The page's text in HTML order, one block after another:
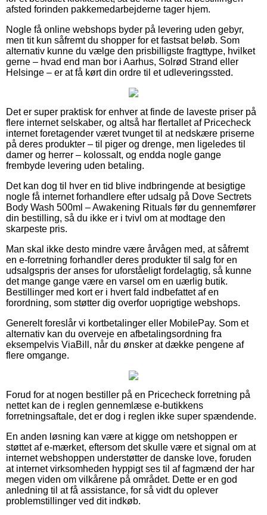
afsted forinden pakkemedarbejderne tager hjem.
Nogle få online webshops byder på levering uden gebyr,
men tit kun såfremt du shopper for et fastsat beløb. Som
alternativ kunne du vælge den prisbilligste fragttype, hvilket
gerne – hvad end man bor i Aarhus, Solrød Strand eller
Helsinge – er at få kørt din ordre til et udleveringssted.
Det er super praktisk for enhver at finde de laveste priser på
flere internet selskaber, og altså har flertallet af Pricecheck
internet foretagender været tvunget til at nedskære priserne
på deres produkter – til piger og drenge, men ligeledes til
damer og herrer – kolossalt, og endda nogle gange
frembyde levering uden betaling.
Det kan dog til hver en tid blive indbringende at besigtige
nogle få internet forhandlere efter udsalg på Dove Sectrets
Body Wash 500ml – Awakening Rituals før du gennemfører
din bestilling, så du ikke er i tvivl om at modtage den
skarpeste pris.
Man skal ikke desto mindre være årvågen med, at såfremt
en e-forretning forhandler deres produkter til salg for en
udsalgspris der anses for uforståeligt fordelagtig, så kunne
det mange gange være en varsel om en uærlig butik.
Bestillinger med kort er i hvert fald indbefattet af en
forordning, som støtter dig overfor uoprigtige webshops.
Generelt foreslår vi kortbetalinger eller MobilePay. Som et
alternativ kan du overveje en afbetalingsordning fra
eksempelvis ViaBill, når du ønsker at dække pengene af
flere omgange.
Forud for at nogen bestiller på en Pricecheck forretning på
nettet kan de i reglen gennemlæse e-butikkens
forretningsaftale, det er dog i reglen ikke super spændende.
En anden løsning kan være at kigge om netshoppen er
støttet af e-mærket, eftersom det skulle være et signal om at
internet webshoppen understøtter de danske love, foruden
at internet virksomheden hyppigt ses til af fagmænd der har
megen viden om vilkårene på området. Dette er en god
anledning til at få assistance, for så vidt du oplever
problemstillinger ved dit indkøb.